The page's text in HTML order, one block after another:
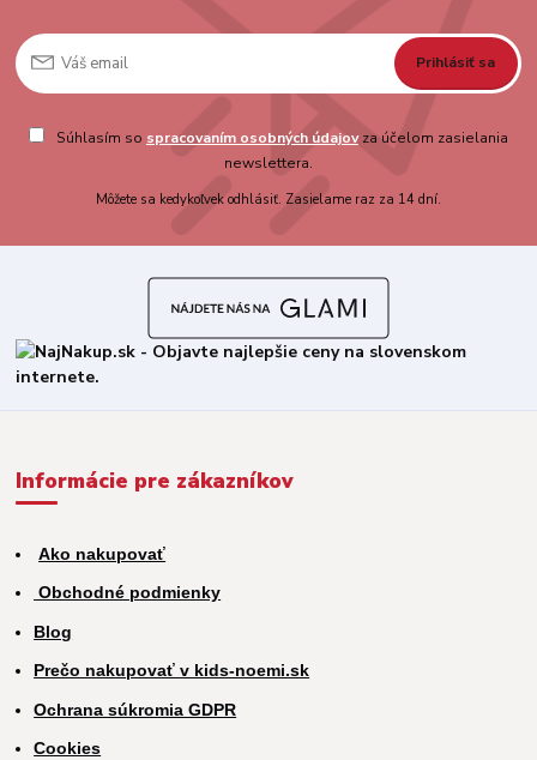
Prihlásiť sa
Súhlasím so spracovaním osobných údajovza účelom zasielania
newslettera.
Môžete sa kedykoľvek odhlásiť. Zasielame raz za 14 dní.
Informácie pre zákazníkov
Ako nakupovať
Obchodné podmienky
Blog
Prečo nakupovať v kids-noemi.sk
Ochrana súkromia GDPR
Cookies